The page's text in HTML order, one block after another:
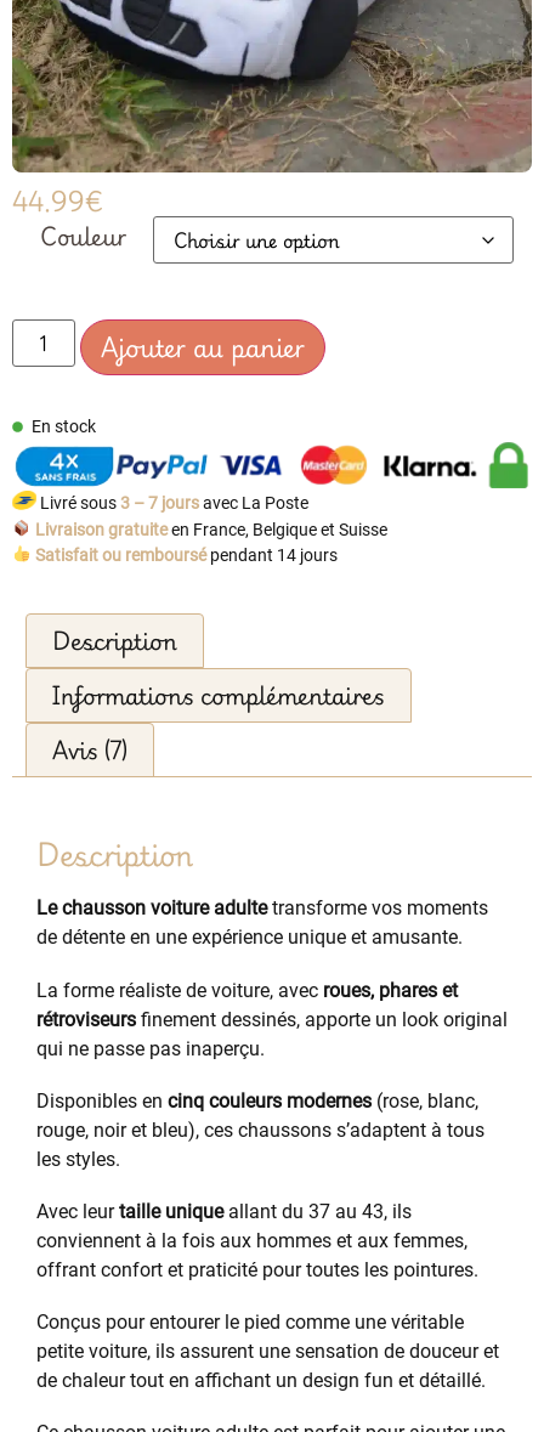
44.99€
Couleur
Ajouter au panier
En stock
Livré sous3 – 7 joursavec La Poste
Livraison gratuiteen France, Belgique et Suisse
Satisfait ou remboursépendant 14 jours
Description
Informations complémentaires
Avis (7)
Description
Le chausson voiture adultetransforme vos moments
de détente en une expérience unique et amusante.
La forme réaliste de voiture, avec roues, phares et
rétroviseurs finement dessinés, apporte un look original
qui ne passe pas inaperçu.
Disponibles en cinq couleurs modernes (rose, blanc,
rouge, noir et bleu), ces chaussons s’adaptent à tous
les styles.
Avec leurtaille uniqueallant du 37 au 43, ils
conviennent à la fois aux hommes et aux femmes,
offrant confort et praticité pour toutes les pointures.
Conçus pour entourer le pied comme une véritable
petite voiture, ils assurent une sensation de douceur et
de chaleur tout en affichant un design fun et détaillé.